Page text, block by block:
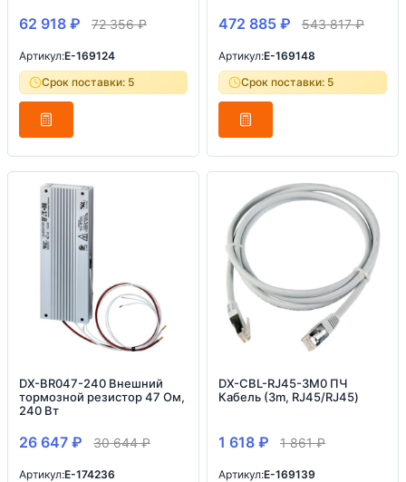
62 918 ₽ 72 356₽
Артикул:E-169124
Срок поставки: 5
472 885 ₽ 543 817₽
Артикул:E-169148
Срок поставки: 5
DX-BR047-240 Внешний
тормозной резистор 47 Ом,
240 Вт
26 647 ₽ 30 644₽
Артикул:E-174236
DX-CBL-RJ45-3M0 ПЧ
Кабель (3m, RJ45/RJ45)
1 618 ₽ 1 861₽
Артикул:E-169139